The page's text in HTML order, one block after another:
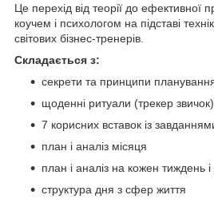
Це перехід від теорії до ефективної
коучем і психологом на підставі
світових бізнес-тренерів.
Складається з:
секрети та принципи
щоденні ритуали (трекер звичок)
7 корисних вставок із
план і аналіз місяця
план і аналіз на кожен тиждень
структура дня з сфер життя